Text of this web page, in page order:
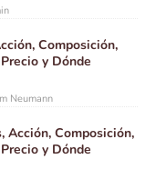
Composición,
y Dónde
Neumann
Acción, Composición,
y Dónde